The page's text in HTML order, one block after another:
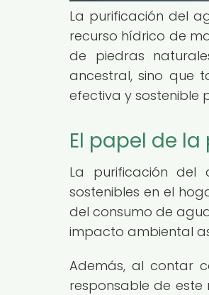
La purificación del
recurso hídrico de
de piedras
ancestral, sino que
efectiva y sostenible
El papel de
La purificación
sostenibles en el
del consumo de
impacto ambiental
Además, al contar
responsable de